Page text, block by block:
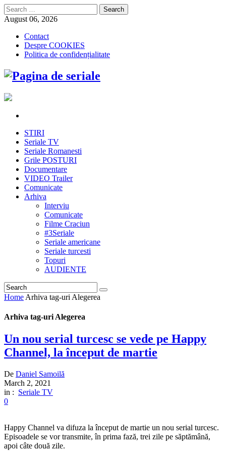
Search
for:
August 06, 2026
Contact
Despre COOKIES
Politica de confidențialitate
STIRI
Seriale TV
Seriale Romanesti
Grile POSTURI
Documentare
VIDEO Trailer
Comunicate
Arhiva
Interviu
Comunicate
Filme Craciun
#3Seriale
Seriale americane
Seriale turcesti
Topuri
AUDIENTE
Home Arhiva tag-uri Alegerea
Arhiva tag-uri Alegerea
Un nou serial turcesc se vede pe Happy
Channel, la început de martie
De Daniel Samoilă
March 2, 2021
in : Seriale TV
0
Happy Channel va difuza la început de martie un nou serial turcesc.
Episoadele se vor transmite, în prima fază, trei zile pe săptămână,
apoi câte două zile.